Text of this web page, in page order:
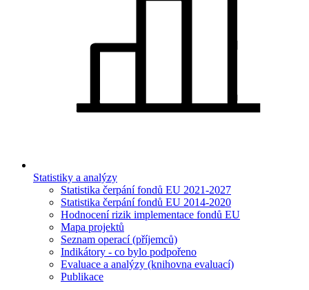
Statistiky a analýzy
Statistika čerpání fondů EU 2021-2027
Statistika čerpání fondů EU 2014-2020
Hodnocení rizik implementace fondů EU
Mapa projektů
Seznam operací (příjemců)
Indikátory - co bylo podpořeno
Evaluace a analýzy (knihovna evaluací)
Publikace